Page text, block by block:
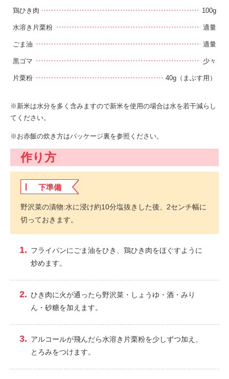
鶏ひき肉 100g
水溶き片栗粉 適量
ごま油 適量
黒ゴマ 少々
片栗粉 40g（まぶす用）
※新米は水分を多く含みますので新米を使用の場合は水を若干減らし
てください。
※お赤飯の炊き方はパッケージ裏を参照ください。
作り方
下準備
野沢菜の漬物:水に浸け約10分塩抜きした後、2センチ幅に
切っておきます。
フライパンにごま油をひき、鶏ひき肉をほぐすように
炒めます。
ひき肉に火が通ったら野沢菜・しょうゆ・酒・みり
ん・砂糖を加えます。
アルコールが飛んだら水溶き片栗粉を少しずつ加え、
とろみをつけます。